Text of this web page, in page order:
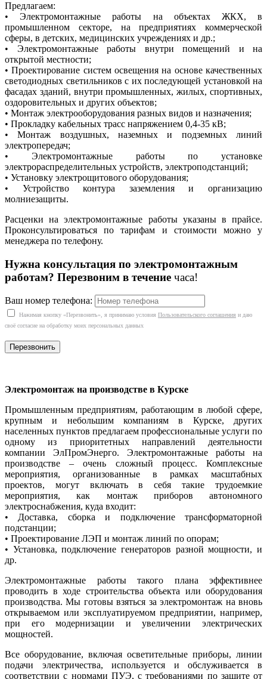
Предлагаем:
• Электромонтажные работы на объектах ЖКХ, в
промышленном секторе, на предприятиях коммерческой
сферы, в детских, медицинских учреждениях и др.;
• Электромонтажные работы внутри помещений и на
открытой местности;
• Проектирование систем освещения на основе качественных
светодиодных светильников с их последующей установкой на
фасадах зданий, внутри промышленных, жилых, спортивных,
оздоровительных и других объектов;
• Монтаж электрооборудования разных видов и назначения;
• Прокладку кабельных трасс напряжением 0,4-35 кВ;
• Монтаж воздушных, наземных и подземных линий
электропередач;
• Электромонтажные работы по установке
электрораспределительных устройств, электроподстанций;
• Установку электрощитового оборудования;
• Устройство контура заземления и организацию
молниезащиты.
Расценки на электромонтажные работы указаны в прайсе.
Проконсультироваться по тарифам и стоимости можно у
менеджера по телефону.
Нужна консультация по электромонтажным
работам? Перезвоним в течение часа!
Ваш номер телефона:
Нажимая кнопку «Перезвонить», я принимаю условия Пользовательского соглашения и даю
своё согласие на обработку моих персональных данных
Электромонтаж на производстве в Курске
Промышленным предприятиям, работающим в любой сфере,
крупным и небольшим компаниям в Курске, других
населенных пунктов предлагаем профессиональные услуги по
одному из приоритетных направлений деятельности
компании ЭлПромЭнерго. Электромонтажные работы на
производстве – очень сложный процесс. Комплексные
мероприятия, организованные в рамках масштабных
проектов, могут включать в себя такие трудоемкие
мероприятия, как монтаж приборов автономного
электроснабжения, куда входит:
• Доставка, сборка и подключение трансформаторной
подстанции;
• Проектирование ЛЭП и монтаж линий по опорам;
• Установка, подключение генераторов разной мощности, и
др.
Электромонтажные работы такого плана эффективнее
проводить в ходе строительства объекта или оборудования
производства. Мы готовы взяться за электромонтаж на вновь
открываемом или эксплуатируемом предприятии, например,
при его модернизации и увеличении электрических
мощностей.
Все оборудование, включая осветительные приборы, линии
подачи электричества, используется и обслуживается в
соответствии с нормами ПУЭ, с требованиями по защите от